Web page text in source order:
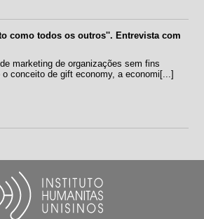
como todos os outros''. Entrevista com
marketing de organizações sem fins
conceito de gift economy, a economi[...]